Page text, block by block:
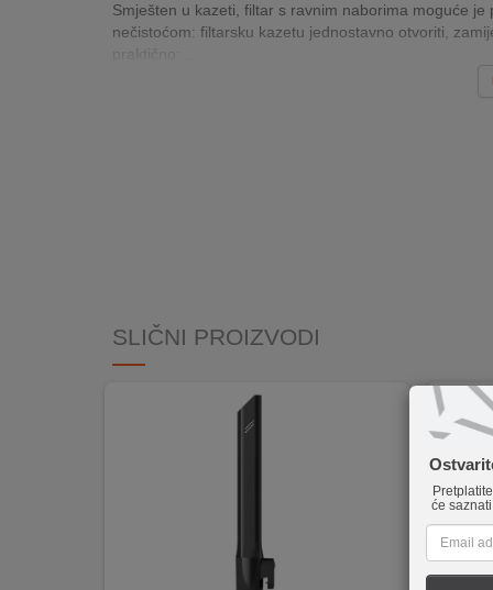
će
Smješten u kazeti, filtar s ravnim naborima moguće
nečistoćom: filtarsku kazetu jednostavno otvoriti,
praktično: ...
SLIČNI PROIZVODI